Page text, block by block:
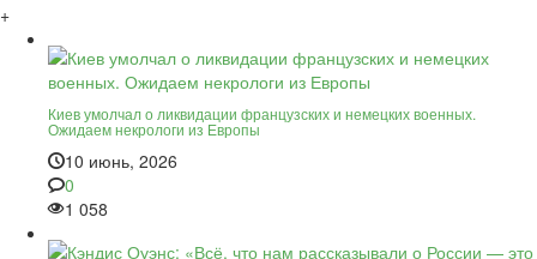
+
Киев умолчал о ликвидации французских и немецких военных.
Ожидаем некрологи из Европы
10 июнь, 2026
0
1 058